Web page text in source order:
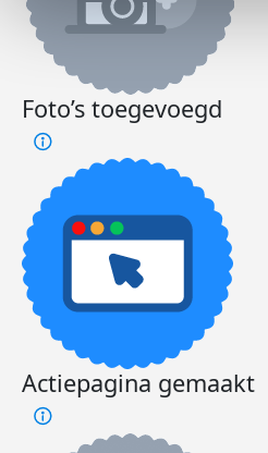
Foto’s toegevoegd
Actiepagina gemaakt